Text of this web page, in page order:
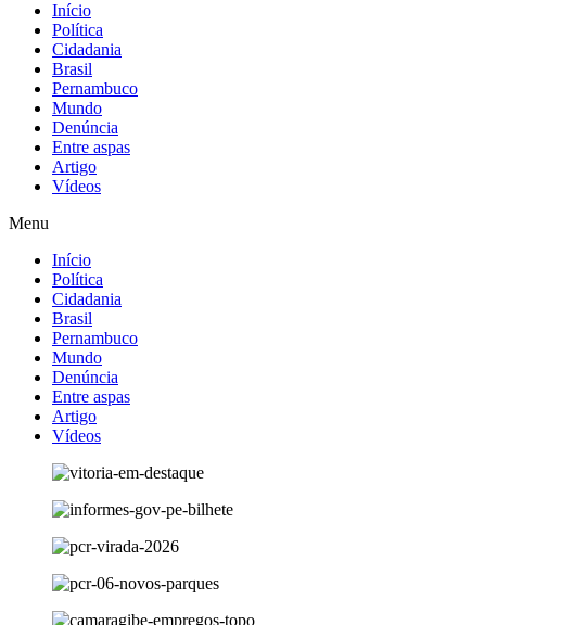
Início
Política
Cidadania
Brasil
Pernambuco
Mundo
Denúncia
Entre aspas
Artigo
Vídeos
Menu
Início
Política
Cidadania
Brasil
Pernambuco
Mundo
Denúncia
Entre aspas
Artigo
Vídeos